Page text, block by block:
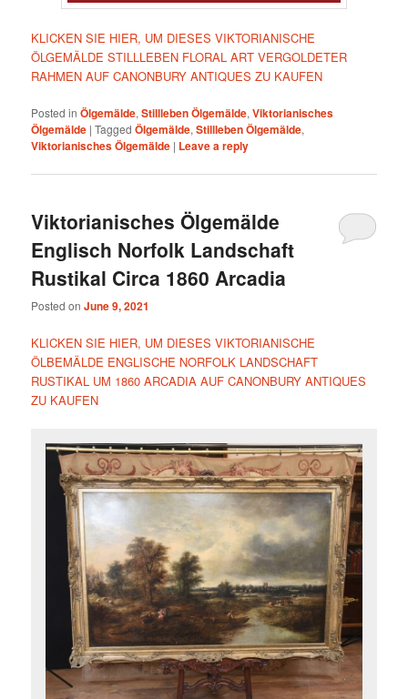
KLICKEN SIE HIER, UM DIESES VIKTORIANISCHE
ÖLGEMÄLDE STILLLEBEN FLORAL ART VERGOLDETER
RAHMEN AUF CANONBURY ANTIQUES ZU KAUFEN
Posted in Ölgemälde,Stillleben Ölgemälde,Viktorianisches
Ölgemälde |Tagged Ölgemälde,Stillleben Ölgemälde,
Viktorianisches Ölgemälde | Leave a reply
Viktorianisches Ölgemälde
Englisch Norfolk Landschaft
Rustikal Circa 1860 Arcadia
Posted onJune 9, 2021
KLICKEN SIE HIER, UM DIESES VIKTORIANISCHE
ÖLBEMÄLDE ENGLISCHE NORFOLK LANDSCHAFT
RUSTIKAL UM 1860 ARCADIA AUF CANONBURY ANTIQUES
ZU KAUFEN